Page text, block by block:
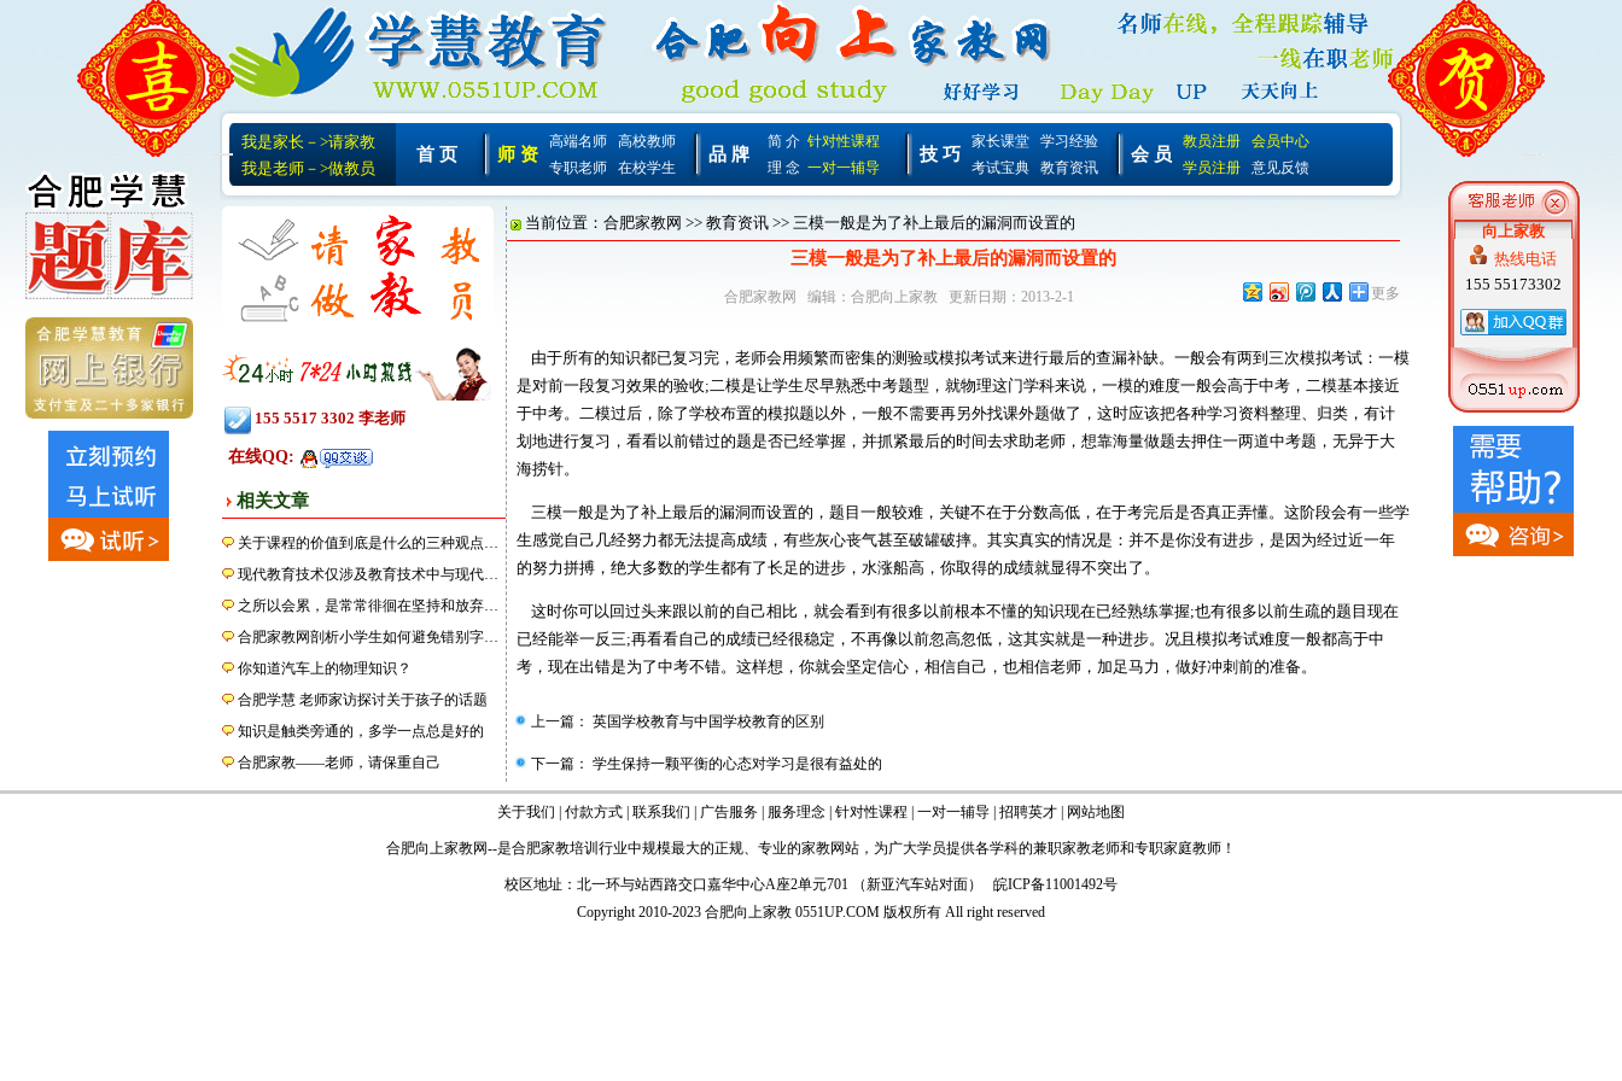
我是家长－>请家教
我是老师－>做教员
首 页 师 资
高端名师
高校教师
专职老师
在校学生
品 牌
简 介 针对性课程
理 念 一对一辅导
技 巧
家长课堂
学习经验
考试宝典
教育资讯
会 员
教员注册
会员中心
学员注册
意见反馈
155 5517 3302 李老师
在线QQ:
相关文章
关于课程的价值到底是什么的三种观点…
现代教育技术仅涉及教育技术中与现代…
之所以会累，是常常徘徊在坚持和放弃…
合肥家教网剖析小学生如何避免错别字…
你知道汽车上的物理知识？
合肥学慧 老师家访探讨关于孩子的话题
知识是触类旁通的，多学一点总是好的
合肥家教——老师，请保重自己
当前位置： 合肥家教网 >> 教育资讯 >> 三模一般是为了补上最后的漏洞而设置的
三模一般是为了补上最后的漏洞而设置的
合肥家教网 编辑： 合肥向上家教 更新日期：2013-2-1 更多
由于所有的知识都已复习完，老师会用频繁而密集的测验或模拟考试来进行最后的查漏补缺。一般会有两到三次模拟考试：一模
是对前一段复习效果的验收;二模是让学生尽早熟悉中考题型，就物理这门学科来说，一模的难度一般会高于中考，二模基本接近
于中考。二模过后，除了学校布置的模拟题以外，一般不需要再另外找课外题做了，这时应该把各种学习资料整理、归类，有计
划地进行复习，看看以前错过的题是否已经掌握，并抓紧最后的时间去求助老师，想靠海量做题去押住一两道中考题，无异于大
海捞针。
三模一般是为了补上最后的漏洞而设置的，题目一般较难，关键不在于分数高低，在于考完后是否真正弄懂。这阶段会有一些学
生感觉自己几经努力都无法提高成绩，有些灰心丧气甚至破罐破摔。其实真实的情况是：并不是你没有进步，是因为经过近一年
的努力拼搏，绝大多数的学生都有了长足的进步，水涨船高，你取得的成绩就显得不突出了。
这时你可以回过头来跟以前的自己相比，就会看到有很多以前根本不懂的知识现在已经熟练掌握;也有很多以前生疏的题目现在
已经能举一反三;再看看自己的成绩已经很稳定，不再像以前忽高忽低，这其实就是一种进步。况且模拟考试难度一般都高于中
考，现在出错是为了中考不错。这样想，你就会坚定信心，相信自己，也相信老师，加足马力，做好冲刺前的准备。
上一篇： 英国学校教育与中国学校教育的区别
下一篇： 学生保持一颗平衡的心态对学习是很有益处的
关于我们 付款方式 联系我们 广告服务 服务理念 针对性课程 一对一辅导 招聘英才 网站地图
合肥向上家教网--是合肥家教培训行业中规模最大的正规、专业的家教网站 ，为广大学员提供各学科的兼职家教老师和专职家庭教师 ！
校区地址：北一环与站西路交口嘉华中心A座2单元701 （新亚汽车站对面） 皖ICP备11001492号
Copyright 2010-2023 合肥向上家教 0551UP.COM 版权所有 All right reserved
向上家教
热线电话
155 55173302